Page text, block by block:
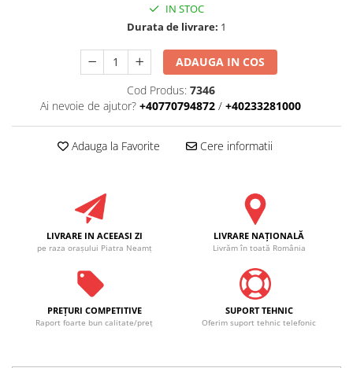
IN STOC
Durata de livrare: 1
ADAUGA IN COS
Cod Produs: 7346
Ai nevoie de ajutor? +40770794872 / +40233281000
Adauga la Favorite Cere informatii
LIVRARE IN ACEEASI ZI
pe raza oraşului Piatra Neamţ
LIVRARE NAŢIONALĂ
Livrăm în toată România
PREŢURI COMPETITIVE
Raport foarte bun calitate/preţ
SUPORT TEHNIC
Oferim suport tehnic telefonic